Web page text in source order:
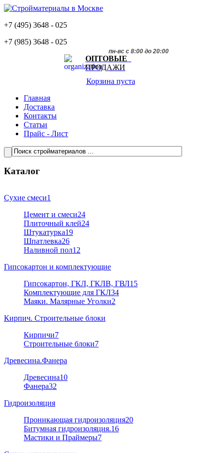
+7 (495) 3648 - 025
+7 (985) 3648 - 025
пн-вс с 8:00 до 20:00
ОПТОВЫЕ
ПРОДАЖИ
Корзина пуста
Главная
Доставка
Контакты
Статьи
Прайс - Лист
Каталог
Сухие смеси1
Цемент и смеси24
Плиточный клей24
Штукатурка19
Шпатлевка26
Наливной пол12
Гипсокартон и комплектующие
Гипсокартон, ГКЛ, ГКЛВ, ГВЛ15
Комплектующие для ГКЛ34
Маяки. Малярные Уголки2
Кирпич. Строительные блоки
Кирпичи7
Строительные блоки7
Древесина.Фанера
Древесина10
Фанера32
Гидроизоляция
Проникающая гидроизоляция20
Битумная гидроизоляция.16
Мастики и Праймеры7